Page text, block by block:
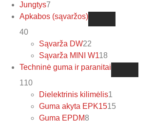
Jungtys7
Apkabos (sąvaržos)
40
Sąvarža DW22
Sąvarža MINI W118
Techninė guma ir paranitai
110
Dielektrinis kilimėlis1
Guma akyta EPK1515
Guma EPDM8